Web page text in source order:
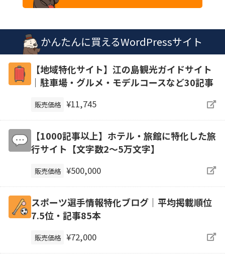
かんたんに買えるWordPressサイト
【地域特化サイト】江の島観光ガイドサイト
｜駐車場・グルメ・モデルコースなど30記事
販売価格 ¥11,745
【1000記事以上】ホテル・旅館に特化した旅
行サイト【文字数2〜5万文字】
販売価格 ¥500,000
スポーツ選手情報特化ブログ｜平均掲載順位
7.5位・記事85本
販売価格 ¥72,000